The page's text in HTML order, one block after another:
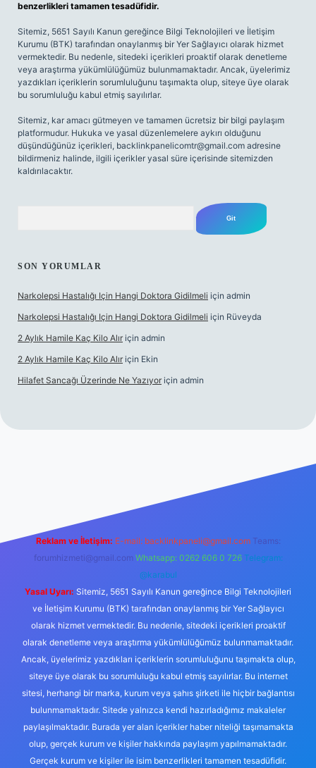
benzerlikleri tamamen tesadüfidir.
Sitemiz, 5651 Sayılı Kanun gereğince Bilgi Teknolojileri ve İletişim
Kurumu (BTK) tarafından onaylanmış bir Yer Sağlayıcı olarak hizmet
vermektedir. Bu nedenle, sitedeki içerikleri proaktif olarak denetleme
veya araştırma yükümlülüğümüz bulunmamaktadır. Ancak, üyelerimiz
yazdıkları içeriklerin sorumluluğunu taşımakta olup, siteye üye olarak
bu sorumluluğu kabul etmiş sayılırlar.
Sitemiz, kar amacı gütmeyen ve tamamen ücretsiz bir bilgi paylaşım
platformudur. Hukuka ve yasal düzenlemelere aykırı olduğunu
düşündüğünüz içerikleri, backlinkpanelicomtr@gmail.com adresine
bildirmeniz halinde, ilgili içerikler yasal süre içerisinde sitemizden
kaldırılacaktır.
SON YORUMLAR
Narkolepsi Hastalığı Için Hangi Doktora Gidilmeli için admin
Narkolepsi Hastalığı Için Hangi Doktora Gidilmeli için Rüveyda
2 Aylık Hamile Kaç Kilo Alır için admin
2 Aylık Hamile Kaç Kilo Alır için Ekin
Hilafet Sancağı Üzerinde Ne Yazıyor için admin
Reklam ve İletişim: E-mail: backlinkpaneli@gmail.com Teams:
forumhizmeti@gmail.com Whatsapp: 0262 606 0 726 Telegram:
@karabul
Yasal Uyarı: Sitemiz, 5651 Sayılı Kanun gereğince Bilgi Teknolojileri
ve İletişim Kurumu (BTK) tarafından onaylanmış bir Yer Sağlayıcı
olarak hizmet vermektedir. Bu nedenle, sitedeki içerikleri proaktif
olarak denetleme veya araştırma yükümlülüğümüz bulunmamaktadır.
Ancak, üyelerimiz yazdıkları içeriklerin sorumluluğunu taşımakta olup,
siteye üye olarak bu sorumluluğu kabul etmiş sayılırlar. Bu internet
sitesi, herhangi bir marka, kurum veya şahıs şirketi ile hiçbir bağlantısı
bulunmamaktadır. Sitede yalnızca kendi hazırladığımız makaleler
paylaşılmaktadır. Burada yer alan içerikler haber niteliği taşımamakta
olup, gerçek kurum ve kişiler hakkında paylaşım yapılmamaktadır.
Gerçek kurum ve kişiler ile isim benzerlikleri tamamen tesadüfidir.